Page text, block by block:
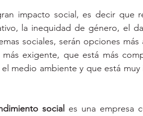
impacto social, es decir que
la inequidad de género, el
sociales, serán opciones
exigente, que está más
medio ambiente y que está
social es una empresa